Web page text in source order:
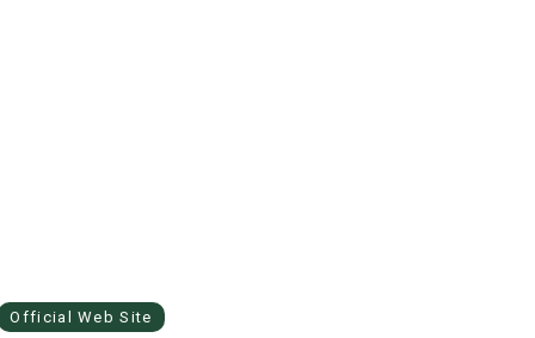
Official Web Site